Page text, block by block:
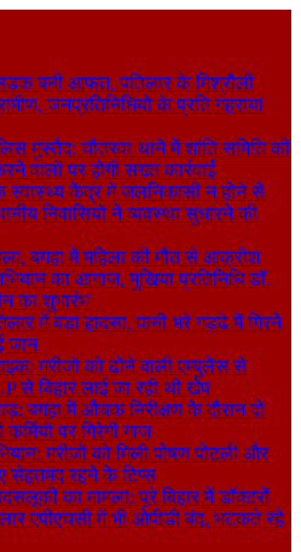
बनी आफत, पतिलार के मिश्रौली
जनप्रतिनिधियों के प्रति गहराया
मुस्तैद: चौतरवा थाने में शांति समिति की
वालों पर होगी सख्त कार्रवाई
स्वास्थ्य केंद्र में जलनिकासी न होने से
निवासियों ने व्यवस्था सुधारने की
बगहा में महिला की मौत से आक्रोश
का आगाज, मुखिया प्रतिनिधि डॉ.
का शुभारंभ
में बड़ा हादसा, पानी भरे गड्ढे में गिरने
जान
मरीजों को ढोने वाली एम्बुलेंस से
से बिहार लाई जा रही थी खेप
बगहा में औचक निरीक्षण के दौरान दो
पर गिरेगी गाज
मरीजों को मिली पोषण पोटली और
सेहतमंद रहने के टिप्स
का मामला: पूरे बिहार में डॉक्टरों
एपीएचसी में भी ओपीडी बंद, भटकते रहे